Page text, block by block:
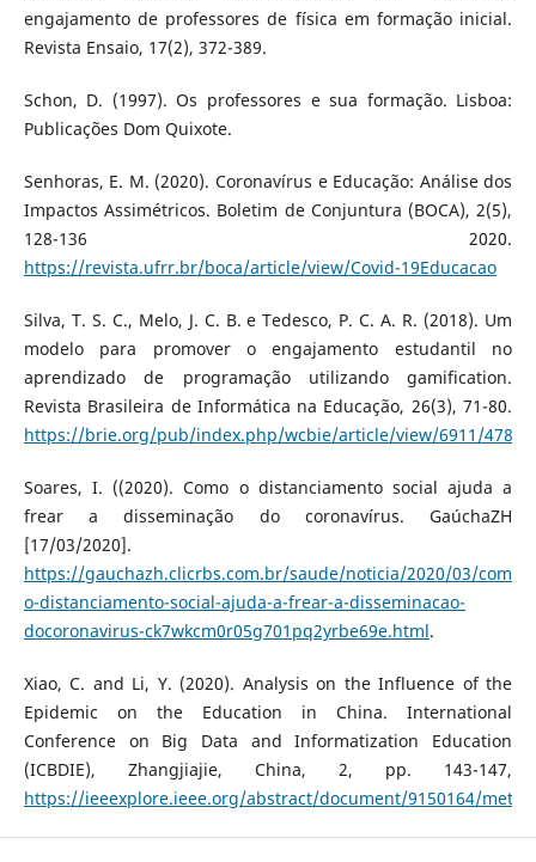
engajamento de professores de física em formação inicial.
Revista Ensaio, 17(2), 372-389.
Schon, D. (1997). Os professores e sua formação. Lisboa:
Publicações Dom Quixote.
Senhoras, E. M. (2020). Coronavírus e Educação: Análise dos
Impactos Assimétricos. Boletim de Conjuntura (BOCA), 2(5),
128-136 2020.
https://revista.ufrr.br/boca/article/view/Covid-19Educacao
Silva, T. S. C., Melo, J. C. B. e Tedesco, P. C. A. R. (2018). Um
modelo para promover o engajamento estudantil no
aprendizado de programação utilizando gamification.
Revista Brasileira de Informática na Educação, 26(3), 71-80.
https://brie.org/pub/index.php/wcbie/article/view/6911/4785
Soares, I. ((2020). Como o distanciamento social ajuda a
frear a disseminação do coronavírus. GaúchaZH
[17/03/2020].
https://gauchazh.clicrbs.com.br/saude/noticia/2020/03/como-
o-distanciamento-social-ajuda-a-frear-a-disseminacao-
docoronavirus-ck7wkcm0r05g701pq2yrbe69e.html.
Xiao, C. and Li, Y. (2020). Analysis on the Influence of the
Epidemic on the Education in China. International
Conference on Big Data and Informatization Education
(ICBDIE), Zhangjiajie, China, 2, pp. 143-147,
https://ieeexplore.ieee.org/abstract/document/9150164/